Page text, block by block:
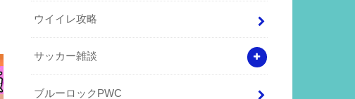
ウイイレ攻略
サッカー雑談
ブルーロックPWC